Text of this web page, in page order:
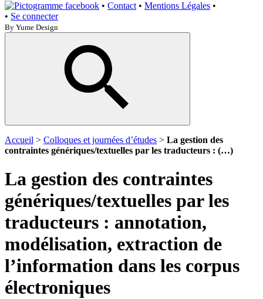
• Contact • Mentions Légales •
• Se connecter
By Yume Design
Accueil > Colloques et journées d’études > La gestion des
contraintes génériques/textuelles par les traducteurs : (…)
La gestion des contraintes
génériques/textuelles par les
traducteurs : annotation,
modélisation, extraction de
l’information dans les corpus
électroniques